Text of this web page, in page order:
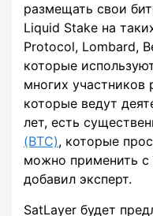
размещать свои
Liquid Stake на
Protocol, Lombard,
которые
многих участников
которые ведут
лет, есть
(BTC), которые
можно применить
добавил эксперт.
SatLayer будет